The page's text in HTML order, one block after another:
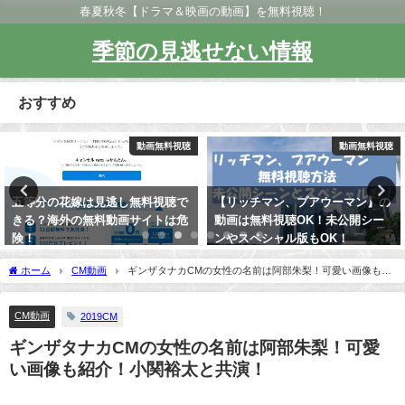
春夏秋冬【ドラマ＆映画の動画】を無料視聴！
季節の見逃せない情報
おすすめ
動画無料視聴
五等分の花嫁は見逃し無料視聴で
きる？海外の無料動画サイトは危
険！
動画無料視聴
【リッチマン、プアウーマン】の
動画は無料視聴OK！未公開シー
ンやスペシャル版もOK！
ホーム CM動画
ギンザタナカCMの女性の名前は阿部朱梨！可愛い画像も紹
介！小関裕太と共演！
CM動画 2019CM
ギンザタナカCMの女性の名前は阿部朱梨！可愛
い画像も紹介！小関裕太と共演！